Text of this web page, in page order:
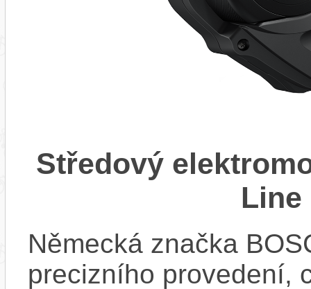
Středový
Line
Německá značka
precizního provedení,